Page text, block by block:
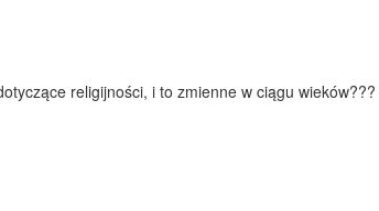
religijności, i to zmienne w ciągu wieków???